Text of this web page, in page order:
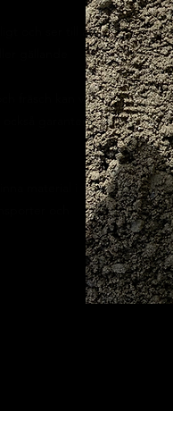
och ser till att
fräsch kan vi
också garantera